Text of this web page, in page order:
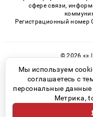
сфере связи,
Регистрационный
© 2026 «»
Политика
Мы используем
соглашаетесь с
персональные
Метрика,